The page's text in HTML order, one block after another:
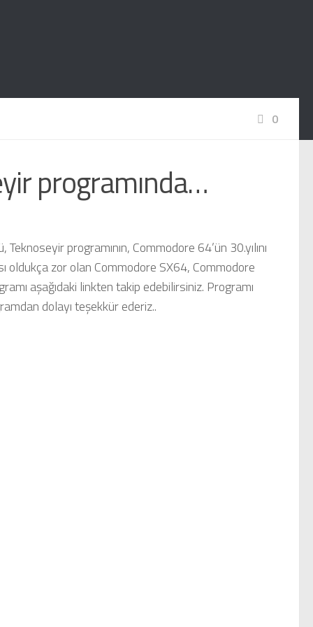
0
programında…
programının, Commodore 64’ün 30.yılını
oldukça zor olan Commodore SX64, Commodore
aşağıdaki linkten takip edebilirsiniz. Programı
dolayı teşekkür ederiz..